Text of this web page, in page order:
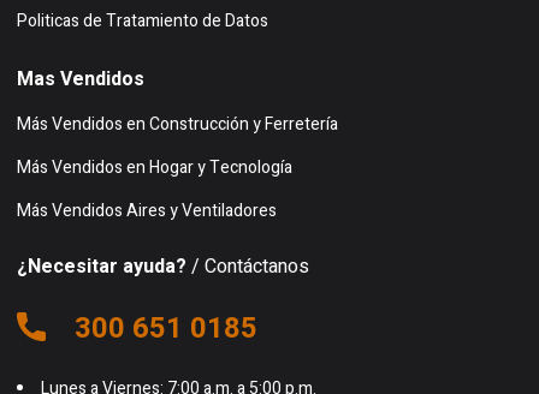
Politicas de Tratamiento de Datos
Mas Vendidos
Más Vendidos en Construcción y Ferretería
Más Vendidos en Hogar y Tecnología
Más Vendidos Aires y Ventiladores
¿Necesitar ayuda? / Contáctanos
300 651 0185
Lunes a Viernes: 7:00 a.m. a 5:00 p.m.